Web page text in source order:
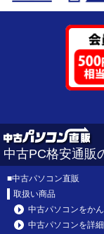
中古PC格安通販
■中古パソコン直販
取扱い商品
中古パソコンをか
中古パソコンを詳